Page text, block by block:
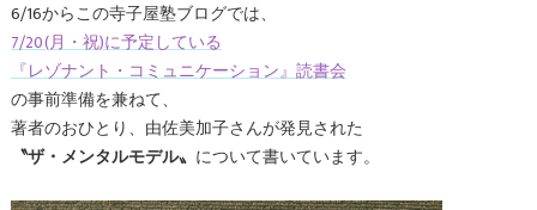
6/16からこの寺子屋塾ブログでは、
7/20(月・祝)に予定している
『レゾナント・コミュニケーション』読書会
の事前準備を兼ねて、
著者のおひとり、由佐美加子さんが発見された
〝ザ・メンタルモデル〟 について書いています。